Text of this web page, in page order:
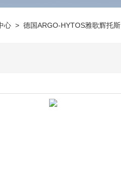
心 > 德国ARGO-HYTOS雅歌辉托斯